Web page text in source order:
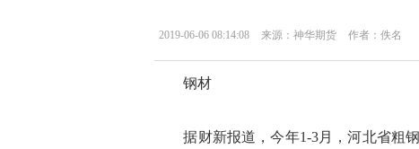
2019-06-06 08:14:08 来源：神华期货 作者：佚名
钢材
据财新报道，今年1-3月，河北省粗钢